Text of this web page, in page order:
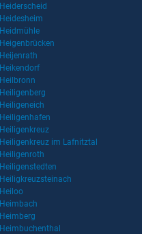
Heiderscheid
Heidesheim
Heidmühle
Heigenbrücken
Heijenrath
Heikendorf
Heilbronn
Heiligenberg
Heiligeneich
Heiligenhafen
Heiligenkreuz
Heiligenkreuz im Lafnitztal
Heiligenroth
Heiligenstedten
Heiligkreuzsteinach
Heiloo
Heimbach
Heimberg
Heimbuchenthal